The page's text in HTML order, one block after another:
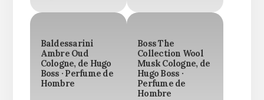
Baldessarini
Ambre Oud
Cologne, de Hugo
Boss · Perfume de
Hombre
Boss The
Collection Wool
Musk Cologne, de
Hugo Boss ·
Perfume de
Hombre